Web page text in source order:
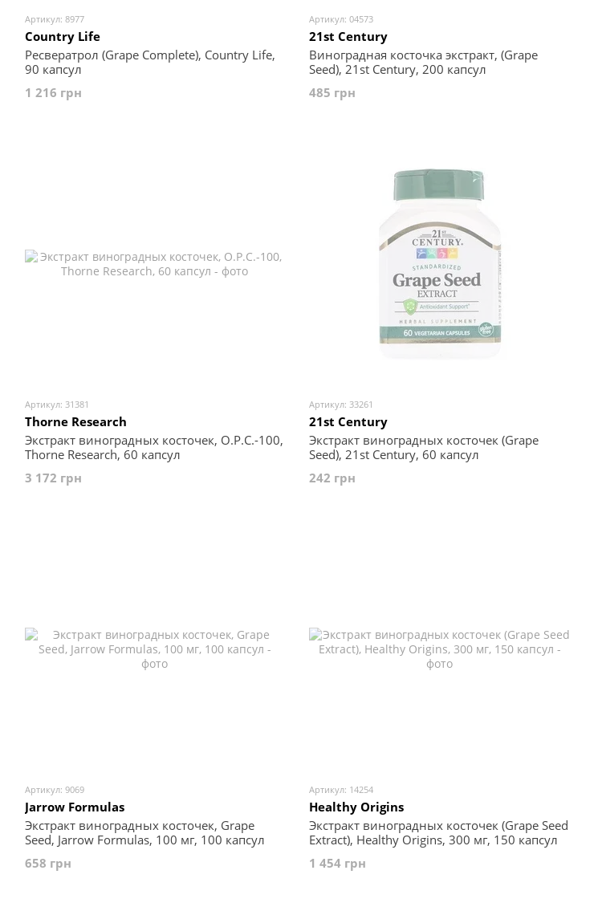
Артикул: 8977
Country Life
Ресвератрол (Grape Complete), Country Life,
90 капсул
1 216 грн
Артикул: 04573
21st Century
Виноградная косточка экстракт, (Grape
Seed), 21st Century, 200 капсул
485 грн
Артикул: 31381
Thorne Research
Экстракт виноградных косточек, O.P.C.-100,
Thorne Research, 60 капсул
3 172 грн
Артикул: 33261
21st Century
Экстракт виноградных косточек (Grape
Seed), 21st Century, 60 капсул
242 грн
Артикул: 9069
Jarrow Formulas
Экстракт виноградных косточек, Grape
Seed, Jarrow Formulas, 100 мг, 100 капсул
658 грн
Артикул: 14254
Healthy Origins
Экстракт виноградных косточек (Grape Seed
Extract), Healthy Origins, 300 мг, 150 капсул
1 454 грн